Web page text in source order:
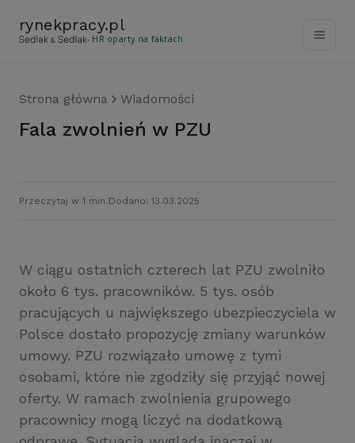
rynekpracy.pl
- HR oparty na faktach
Strona główna Wiadomości
Fala zwolnień w PZU
Przeczytaj w 1 min. Dodano: 13.03.2025
W ciągu ostatnich czterech lat PZU zwolniło
około 6 tys. pracowników. 5 tys. osób
pracujących u największego ubezpieczyciela w
Polsce dostało propozycję zmiany warunków
umowy. PZU rozwiązało umowę z tymi
osobami, które nie zgodziły się przyjąć nowej
oferty. W ramach zwolnienia grupowego
pracownicy mogą liczyć na dodatkową